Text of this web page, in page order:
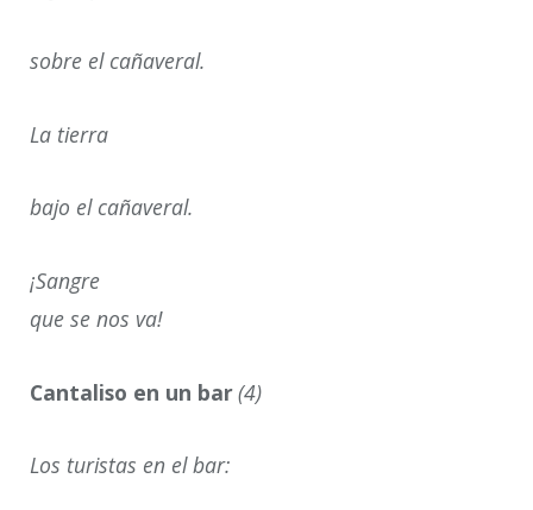
sobre el cañaveral.
La tierra
bajo el cañaveral.
¡Sangre
que se nos va!
Cantaliso en un bar(4)
Los turistas en el bar: